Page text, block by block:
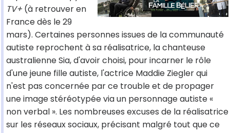
TV+ (à retrouver en
France dès le 29
mars). Certaines personnes issues de la communauté
autiste reprochent à sa réalisatrice, la chanteuse
australienne Sia, d'avoir choisi, pour incarner le rôle
d'une jeune fille autiste, l'actrice Maddie Ziegler qui
n'est pas concernée par ce trouble et de propager
une image stéréotypée via un personnage autiste «
non verbal ». Les nombreuses excuses de la réalisatrice
sur les réseaux sociaux, précisant malgré tout que ce